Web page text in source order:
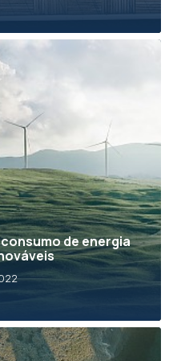
de energia